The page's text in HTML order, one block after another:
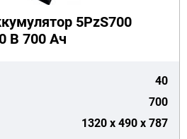
5PzS700
В 700 Ач
40
700
1320 x 490 x 787